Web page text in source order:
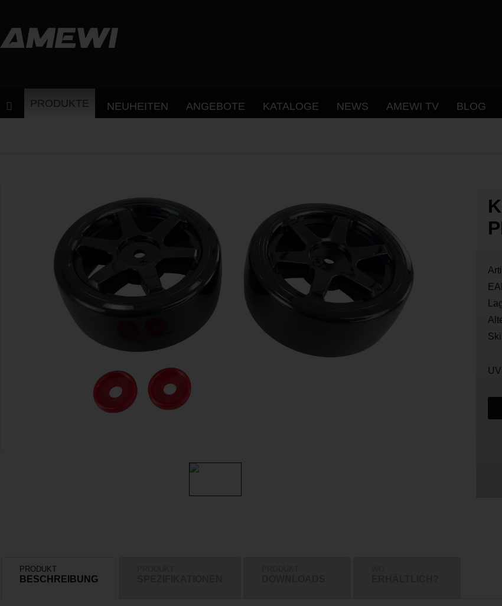
PRODUKTE NEUHEITEN ANGEBOTE KATALOGE NEWS AMEWI TV BLOG
PRODUKT
BESCHREIBUNG